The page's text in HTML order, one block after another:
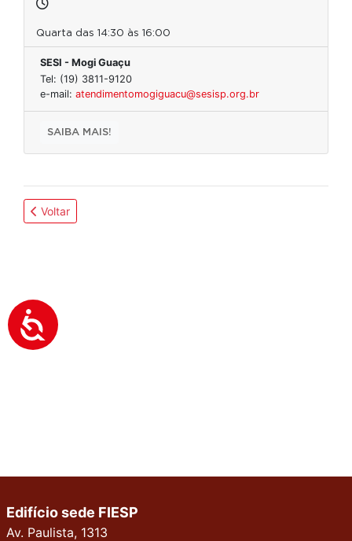
Quarta das 14:30 às 16:00
SESI - Mogi Guaçu
Tel: (19) 3811-9120
e-mail: atendimentomogiguacu@sesisp.org.br
SAIBA MAIS!
Voltar
Edifício sede FIESP
Av. Paulista, 1313